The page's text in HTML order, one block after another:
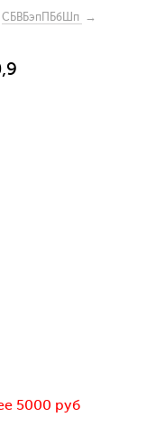
СБВБэпПБбШп
→
5000 руб